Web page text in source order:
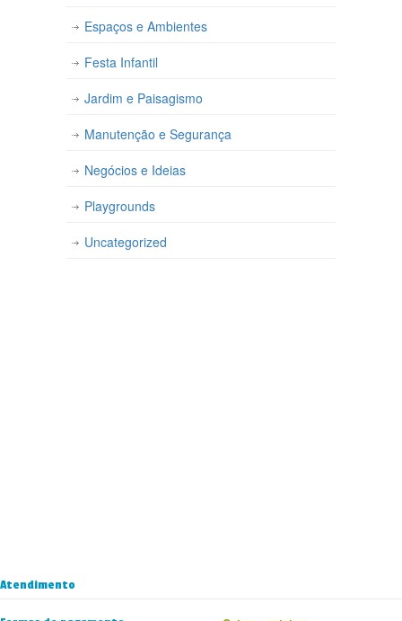
Espaços e Ambientes
Festa Infantil
Jardim e Paisagismo
Manutenção e Segurança
Negócios e Ideias
Playgrounds
Uncategorized
Atendimento